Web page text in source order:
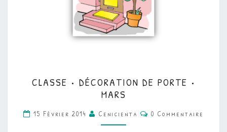
•
DÉCORATION
DE
PORTE
CLASSE • DÉCORATION DE PORTE •
MARS
15 Février 2014 Cenicienta Commentaires
0 Commentaire